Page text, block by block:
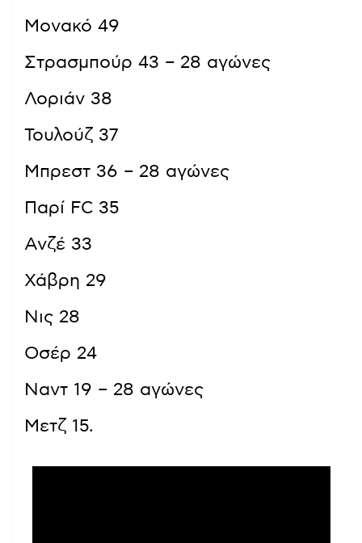
Μονακό 49
Στρασμπούρ 43 – 28 αγώνες
Λοριάν 38
Τουλούζ 37
Μπρεστ 36 – 28 αγώνες
Παρί FC 35
Ανζέ 33
Χάβρη 29
Νις 28
Οσέρ 24
Ναντ 19 – 28 αγώνες
Μετζ 15.